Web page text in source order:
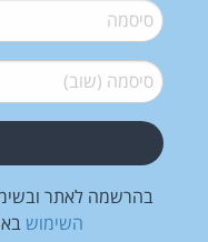
סיסמה*
סיסמה (שוב)*
בהרשמה לאתר
השימוש